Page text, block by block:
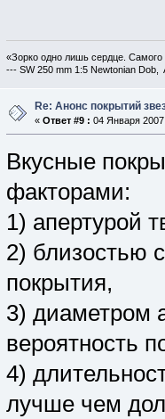
«Зорко одно лишь сердце.
--- SW 250 mm 1:5 Newtonian
Re: Анонс покрытий
« Ответ #9 : 04 Января
Вкусные
факторами:
1) апертурой
2) близостью
покрытия,
3) диаметром
вероятность
4)
лучше чем